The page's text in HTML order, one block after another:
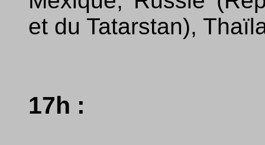
et du Tatarstan),
17h :